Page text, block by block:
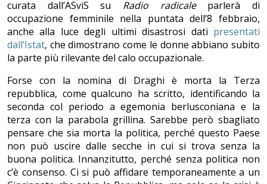
curata dall’ASviS su Radio radicale parlerà di
occupazione femminile nella puntata dell’8 febbraio,
anche alla luce degli ultimi disastrosi dati presentati
dall’Istat, che dimostrano come le donne abbiano subito
la parte più rilevante del calo occupazionale.
Forse con la nomina di Draghi è morta la Terza
repubblica, come qualcuno ha scritto, identificando la
seconda col periodo a egemonia berlusconiana e la
terza con la parabola grillina. Sarebbe però sbagliato
pensare che sia morta la politica, perché questo Paese
non può uscire dalle secche in cui si trova senza la
buona politica. Innanzitutto, perché senza politica non
c’è consenso. Ci si può affidare temporaneamente a un